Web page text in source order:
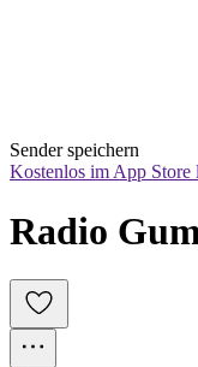
Sender speichern
Kostenlos im App Store
Radio